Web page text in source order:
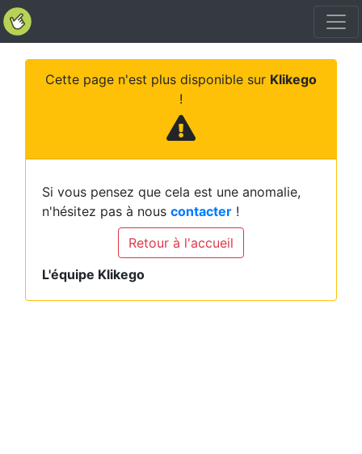
Cette page n'est plus disponible sur Klikego
!
Si vous pensez que cela est une anomalie,
n'hésitez pas à nous contacter !
Retour à l'accueil
L'équipe Klikego